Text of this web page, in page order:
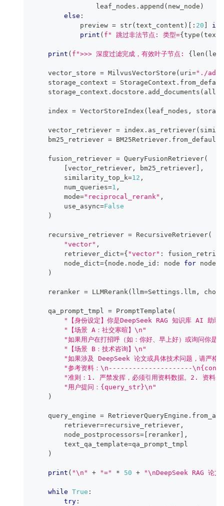
                leaf_nodes
. append ( new_node )
else :
            preview
= str(text_content ) [ : 20 ] if
print ( f" 跳过非法节点: 类型={type (
print ( f">>> 深度过滤完成，有效叶子节点: {len (
    vector_store
= MilvusVectorStore ( uri ="./
    storage_context
= StorageContext .
    storage_context
. docstore . add_documents (
    index
= VectorStoreIndex ( leaf_nodes ,
    vector_retriever
= index . as_retriever(
    bm25_retriever
= BM25Retriever . from_defaults
    fusion_retriever
= QueryFusionRetriever(
[vector_retriever , bm25_retriever] ,
        similarity_top_k
=12 ,
        num_queries
=1 ,
        mode
="reciprocal_rerank" ,
        use_async
=False
)
    recursive_retriever
= RecursiveRetriever(
"vector" ,
        retriever_dict
={ "vector" :
        node_dict
={node . node_id : node for node
)
    reranker
= LLMRerank ( llm=Settings . llm ,
    qa_prompt_tmpl
= PromptTemplate (
"【身份设定】你是DeepSeek RAG 知识库 AI 助
"【场景 A：社交寒暄】\n"
"如果用户在打招呼（如：你好、早上好）或询问你
"【场景 B：技术咨询】\n"
"如果涉及 DeepSeek 论文或具体技术问题，请严格
"参考资料：\n---------------------
"准则：1. 严禁发挥，必须引用资料数据。2. 资料
"用户提问：{query_str}\n"
)
    query_engine
= RetrieverQueryEngine .
        retriever
=recursive_retriever ,
        node_postprocessors
= [ reranker] ,
        text_qa_template
=qa_prompt_tmpl
)
print ( "\n" + "=" * 50 + "\nDeepSeek RAG 论文
while True :
try :